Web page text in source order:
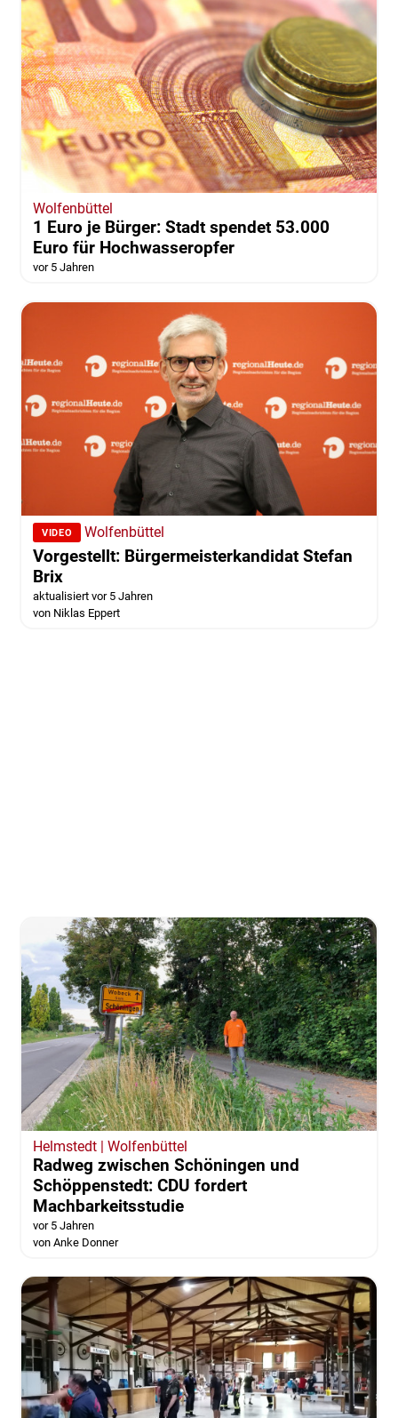
Wolfenbüttel
1 Euro je Bürger: Stadt spendet 53.000
Euro für Hochwasseropfer
vor 5 Jahren
VIDEO Wolfenbüttel
Vorgestellt: Bürgermeisterkandidat Stefan
Brix
aktualisiert vor 5 Jahren
von Niklas Eppert
Helmstedt | Wolfenbüttel
Radweg zwischen Schöningen und
Schöppenstedt: CDU fordert
Machbarkeitsstudie
vor 5 Jahren
von Anke Donner